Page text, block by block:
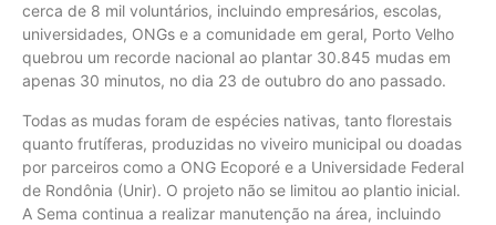
cerca de 8 mil voluntários, incluindo empresários, escolas,
universidades, ONGs e a comunidade em geral, Porto Velho
quebrou um recorde nacional ao plantar 30.845 mudas em
apenas 30 minutos, no dia 23 de outubro do ano passado.
Todas as mudas foram de espécies nativas, tanto florestais
quanto frutíferas, produzidas no viveiro municipal ou doadas
por parceiros como a ONG Ecoporé e a Universidade Federal
de Rondônia (Unir). O projeto não se limitou ao plantio inicial.
A Sema continua a realizar manutenção na área, incluindo